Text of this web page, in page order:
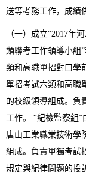
送等考務工作，成績
（一）成立“2017年
類聯考工作領導小組
類和高職單招對口學
單招考試六類和高職
的校級領導組成。負
工作。 “紀檢監察組”
唐山工業職業技術學
組成。負責單獨考試
規定與紀律問題的投